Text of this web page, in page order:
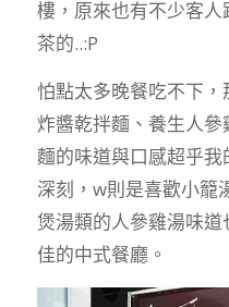
樓，原來也有不少客
茶的..:P
怕點太多晚餐吃不下，
炸醬乾拌麵、養生人
麵的味道與口感超乎
深刻，w則是喜歡小籠
煲湯類的人參雞湯味
佳的中式餐廳。